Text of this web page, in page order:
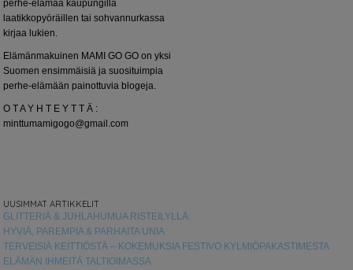
perhe-elämää kaupungilla
laatikkopyöräillen tai sohvannurkassa
kirjaa lukien.
Elämänmakuinen MAMI GO GO on yksi
Suomen ensimmäisiä ja suosituimpia
perhe-elämään painottuvia blogeja.
O T A Y H T E Y T T Ä :
minttumamigogo@gmail.com
UUSIMMAT ARTIKKELIT
GLITTERIÄ & JUHLAHUMUA RISTEILYLLÄ
HYVIÄ, PAREMPIA & PARHAITA UNIA
TERVEISIÄ KEITTIÖSTÄ – KOKEMUKSIA FESTIVO KYLMIÖPAKASTIMESTA
ELÄMÄN IHMEITÄ TALTIOIMASSA